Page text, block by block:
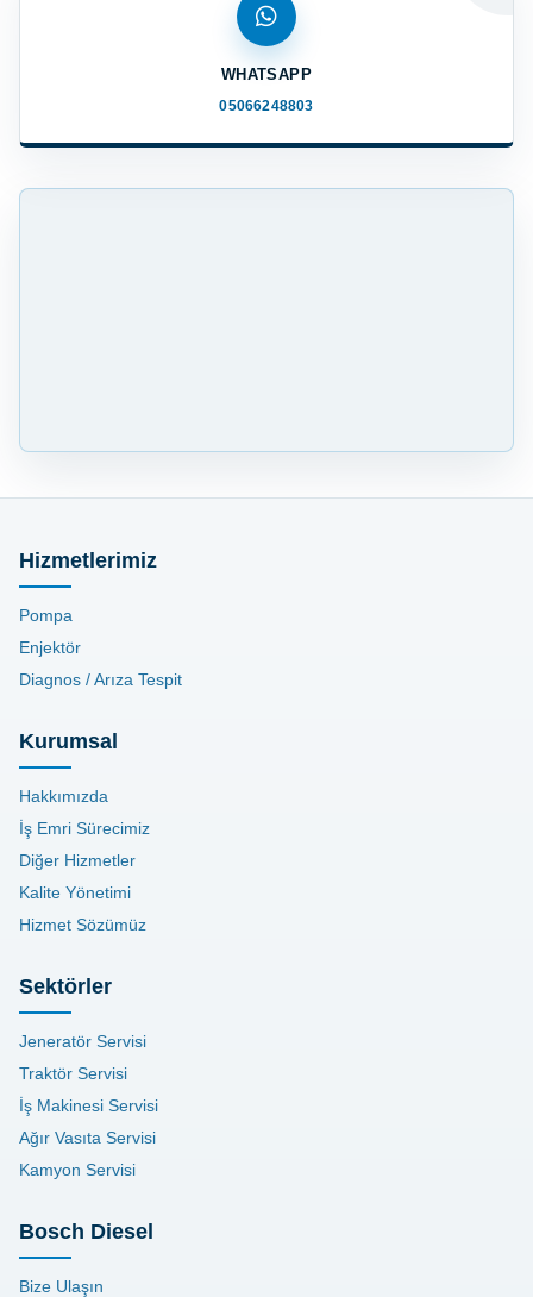
WHATSAPP
05066248803
Hizmetlerimiz
Pompa
Enjektör
Diagnos / Arıza Tespit
Kurumsal
Hakkımızda
İş Emri Sürecimiz
Diğer Hizmetler
Kalite Yönetimi
Hizmet Sözümüz
Sektörler
Jeneratör Servisi
Traktör Servisi
İş Makinesi Servisi
Ağır Vasıta Servisi
Kamyon Servisi
Bosch Diesel
Bize Ulaşın